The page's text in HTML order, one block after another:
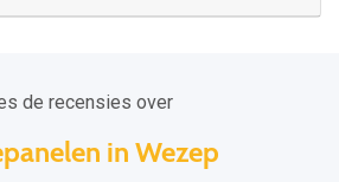
de recensies over
in Wezep